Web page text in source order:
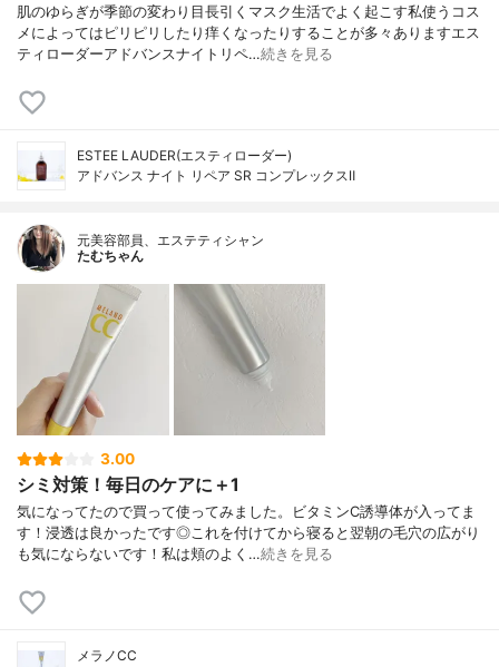
肌のゆらぎが季節の変わり目長引くマスク生活でよく起こす私使うコス
メによってはピリピリしたり痒くなったりすることが多々ありますエス
ティローダーアドバンスナイトリペ…続きを見る
ESTEE LAUDER(エスティローダー)
アドバンス ナイト リペア SR コンプレックスⅡ
元美容部員、エステティシャン
たむちゃん
3.00
シミ対策！毎日のケアに＋1
気になってたので買って使ってみました。ビタミンC誘導体が入ってま
す！浸透は良かったです◎これを付けてから寝ると翌朝の毛穴の広がり
も気にならないです！私は頬のよく…続きを見る
メラノCC